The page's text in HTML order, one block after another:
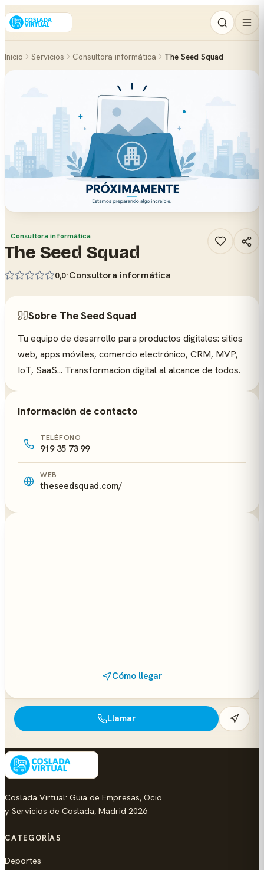
Inicio Servicios Consultora informática The Seed Squad
Consultora informática
The Seed Squad
0,0·Consultora informática
Sobre The Seed Squad
Tu equipo de desarrollo para productos digitales: sitios
web, apps móviles, comercio electrónico, CRM, MVP,
IoT, SaaS... Transformacion digital al alcance de todos.
Información de contacto
TELÉFONO
919 35 73 99
WEB
theseedsquad.com/
Cómo llegar
Llamar
Coslada Virtual: Guia de Empresas, Ocio
y Servicios de Coslada, Madrid 2026
CATEGORÍAS
Deportes